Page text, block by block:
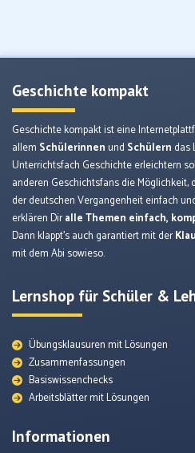
Geschichte kompakt
Geschichte kompakt ist eine
allem Schülerinnen und Schülern das
Unterrichtsfach Geschichte erleichtern
anderen Geschichtsfans die Möglichkeit,
der deutschen Vergangenheit einfach
erklären Diralle Themen einfach,
Dann klappt’s auch garantiert mit der
mit dem Abi sowieso.
Lernshop für Schüler &
Übungsklausuren mit Lösungen
Zusammenfassungen
Basiswissenchecks
Arbeitsblätter mit Lösungen
Informationen